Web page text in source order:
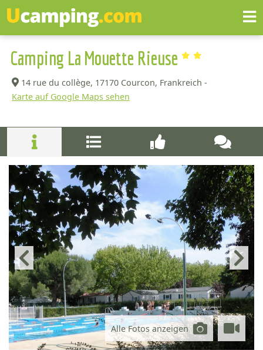
Camping La Mouette Rieuse
14 rue du collège, 17170 Courcon, Frankreich -
Karte auf Google Maps sehen
Alle Fotos anzeigen